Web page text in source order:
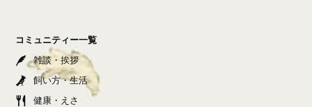
コミュニティー一覧
雑談・挨拶
飼い方・生活
健康・えさ